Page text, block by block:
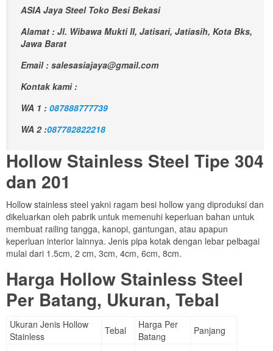
ASIA Jaya Steel Toko Besi Bekasi
Alamat : Jl. Wibawa Mukti II, Jatisari, Jatiasih, Kota Bks,
Jawa Barat
Email : salesasiajaya@gmail.com
Kontak kami :
WA 1 : 087888777739
WA 2 :087782822218
Hollow Stainless Steel Tipe 304
dan 201
Hollow stainless steel yakni ragam besi hollow yang diproduksi dan
dikeluarkan oleh pabrik untuk memenuhi keperluan bahan untuk
membuat railing tangga, kanopi, gantungan, atau apapun
keperluan interior lainnya. Jenis pipa kotak dengan lebar pelbagai
mulai dari 1.5cm, 2 cm, 3cm, 4cm, 6cm, 8cm.
Harga Hollow Stainless Steel
Per Batang, Ukuran, Tebal
Ukuran Jenis Hollow
Stainless
Tebal
Harga Per
Batang
Panjang